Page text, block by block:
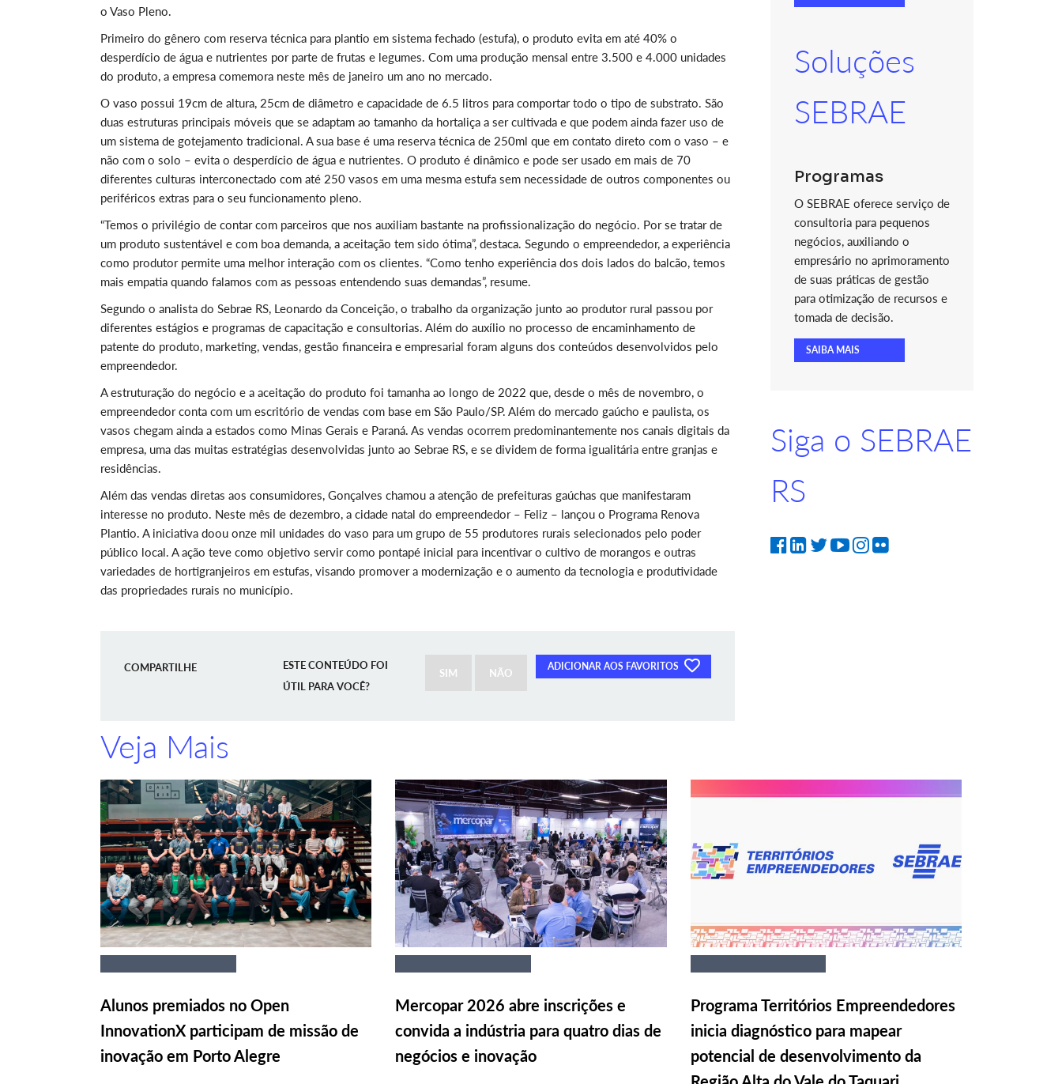
o Vaso Pleno.
Primeiro do gênero com reserva técnica para plantio em sistema fechado (estufa), o produto evita em até 40% o
desperdício de água e nutrientes por parte de frutas e legumes. Com uma produção mensal entre 3.500 e 4.000 unidades
do produto, a empresa comemora neste mês de janeiro um ano no mercado.
O vaso possui 19cm de altura, 25cm de diâmetro e capacidade de 6.5 litros para comportar todo o tipo de substrato. São
duas estruturas principais móveis que se adaptam ao tamanho da hortaliça a ser cultivada e que podem ainda fazer uso de
um sistema de gotejamento tradicional. A sua base é uma reserva técnica de 250ml que em contato direto com o vaso – e
não com o solo – evita o desperdício de água e nutrientes. O produto é dinâmico e pode ser usado em mais de 70
diferentes culturas interconectado com até 250 vasos em uma mesma estufa sem necessidade de outros componentes ou
periféricos extras para o seu funcionamento pleno.
“Temos o privilégio de contar com parceiros que nos auxiliam bastante na profissionalização do negócio. Por se tratar de
um produto sustentável e com boa demanda, a aceitação tem sido ótima”, destaca. Segundo o empreendedor, a experiência
como produtor permite uma melhor interação com os clientes. “Como tenho experiência dos dois lados do balcão, temos
mais empatia quando falamos com as pessoas entendendo suas demandas”, resume.
Segundo o analista do Sebrae RS, Leonardo da Conceição, o trabalho da organização junto ao produtor rural passou por
diferentes estágios e programas de capacitação e consultorias. Além do auxílio no processo de encaminhamento de
patente do produto, marketing, vendas, gestão financeira e empresarial foram alguns dos conteúdos desenvolvidos pelo
empreendedor.
A estruturação do negócio e a aceitação do produto foi tamanha ao longo de 2022 que, desde o mês de novembro, o
empreendedor conta com um escritório de vendas com base em São Paulo/SP. Além do mercado gaúcho e paulista, os
vasos chegam ainda a estados como Minas Gerais e Paraná. As vendas ocorrem predominantemente nos canais digitais da
empresa, uma das muitas estratégias desenvolvidas junto ao Sebrae RS, e se dividem de forma igualitária entre granjas e
residências.
Além das vendas diretas aos consumidores, Gonçalves chamou a atenção de prefeituras gaúchas que manifestaram
interesse no produto. Neste mês de dezembro, a cidade natal do empreendedor – Feliz – lançou o Programa Renova
Plantio. A iniciativa doou onze mil unidades do vaso para um grupo de 55 produtores rurais selecionados pelo poder
público local. A ação teve como objetivo servir como pontapé inicial para incentivar o cultivo de morangos e outras
variedades de hortigranjeiros em estufas, visando promover a modernização e o aumento da tecnologia e produtividade
das propriedades rurais no município.
COMPARTILHE ADICIONAR AOS FAVORITOS
ESTE CONTEÚDO FOI
ÚTIL PARA VOCÊ?
SIM NÃO
Soluções
SEBRAE
Programas
O SEBRAE oferece serviço de
consultoria para pequenos
negócios, auxiliando o
empresário no aprimoramento
de suas práticas de gestão
para otimização de recursos e
tomada de decisão.
SAIBA MAIS
Siga o SEBRAE
RS
Veja Mais
Alunos premiados no Open
InnovationX participam de missão de
inovação em Porto Alegre
Mercopar 2026 abre inscrições e
convida a indústria para quatro dias de
negócios e inovação
Programa Territórios Empreendedores
inicia diagnóstico para mapear
potencial de desenvolvimento da